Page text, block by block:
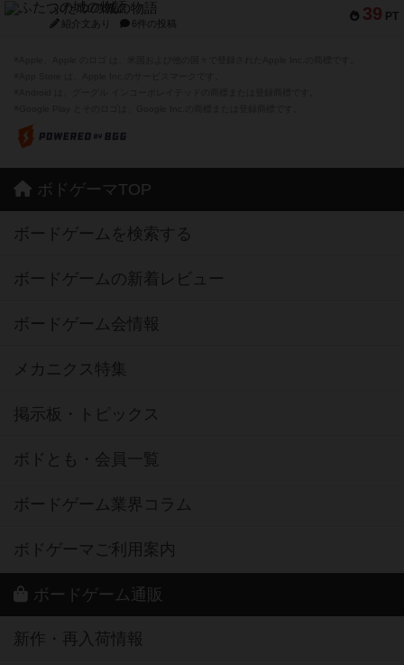
39 PT
ふたつの城の物語
紹介文あり 6件の投稿
ボドゲーマTOP
ボードゲームを検索する
ボードゲームの新着レビュー
ボードゲーム会情報
メカニクス特集
掲示板・トピックス
ボドとも・会員一覧
ボードゲーム業界コラム
ボドゲーマご利用案内
ボードゲーム通販
新作・再入荷情報